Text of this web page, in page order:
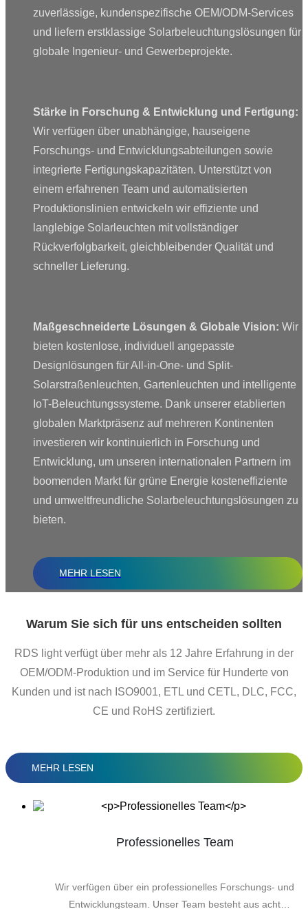
zuverlässige, kundenspezifische OEM/ODM-Services
und liefern erstklassige Solarbeleuchtungslösungen für
globale Ingenieur- und Gewerbeprojekte.
Stärke in Forschung & Entwicklung und Fertigung:
Wir verfügen über unabhängige, hauseigene
Forschungs- und Entwicklungsabteilungen sowie
integrierte Fertigungskapazitäten. Unterstützt von
einem erfahrenen Team und automatisierten
Produktionslinien entwickeln wir effiziente und
langlebige Solarleuchten mit vollständiger
Rückverfolgbarkeit, gleichbleibender Qualität und
schneller Lieferung.
Maßgeschneiderte Lösungen & Globale Vision: Wir
bieten kostenlose, individuell angepasste
Designlösungen für All-in-One- und Split-
Solarstraßenleuchten, Gartenleuchten und intelligente
IoT-Beleuchtungssysteme. Dank unserer etablierten
globalen Marktpräsenz auf mehreren Kontinenten
investieren wir kontinuierlich in Forschung und
Entwicklung, um unseren internationalen Partnern im
boomenden Markt für grüne Energie kosteneffiziente
und umweltfreundliche Solarbeleuchtungslösungen zu
bieten.
MEHR LESEN
Warum Sie sich für uns entscheiden sollten
RDS light verfügt über mehr als 12 Jahre Erfahrung in der
OEM/ODM-Produktion und im Service für Hunderte von
Kunden und ist nach ISO9001, ETL und CETL, DLC, FCC,
CE und RoHS zertifiziert.
MEHR LESEN
Professionelles Team
Wir verfügen über ein professionelles Forschungs- und
Entwicklungsteam. Unser Team besteht aus acht